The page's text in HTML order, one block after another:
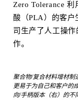
Zero Tolerance
酸（PLA）的客户
司生产了人工操
作。
聚合物/复合材料增材制
更易于为自己和客户的
向/手柄版本（右）的不